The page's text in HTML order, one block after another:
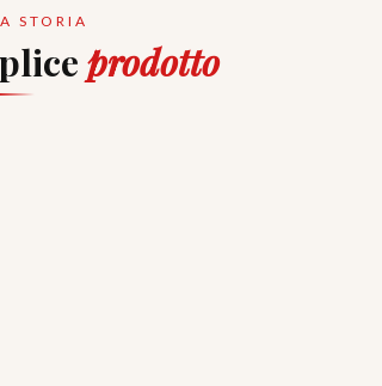
STORIA
prodotto